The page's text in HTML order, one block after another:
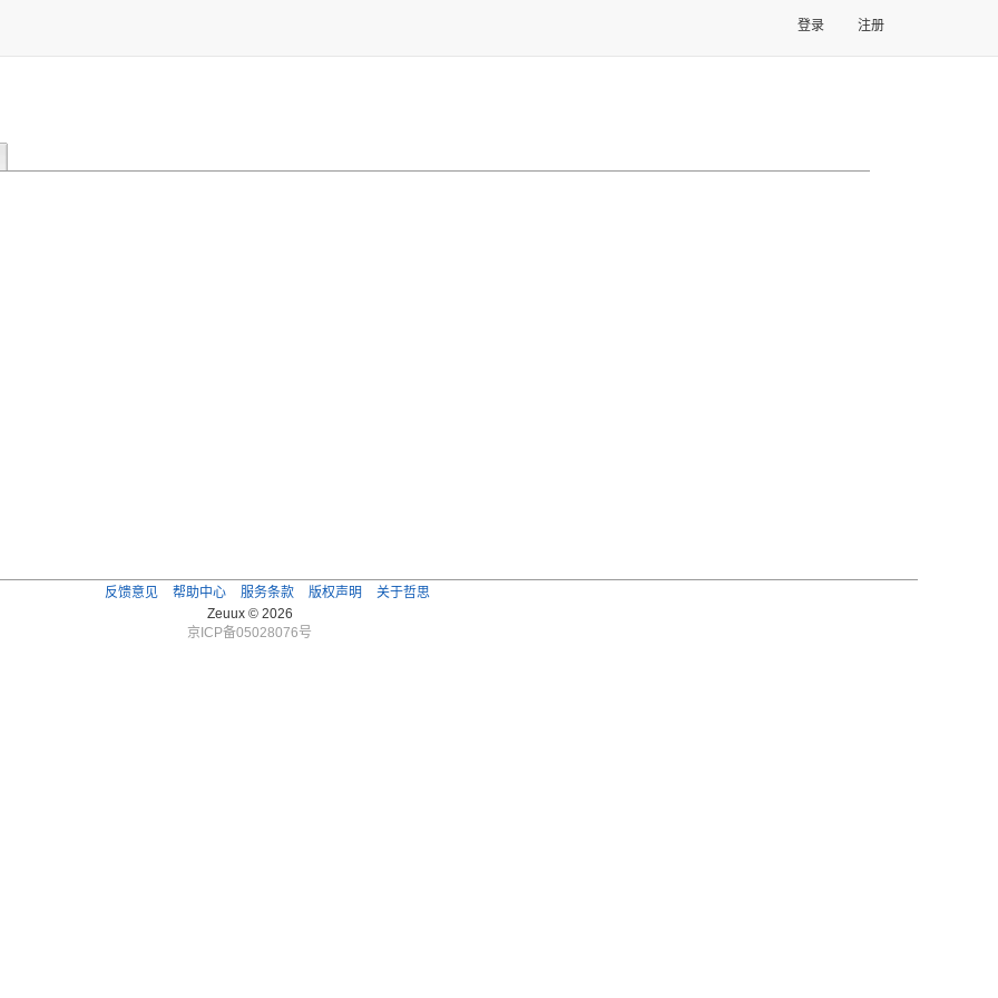
登录 注册
反馈意见 帮助中心 服务条款 版权声明
关于哲思
Zeuux © 2026
京ICP备05028076号